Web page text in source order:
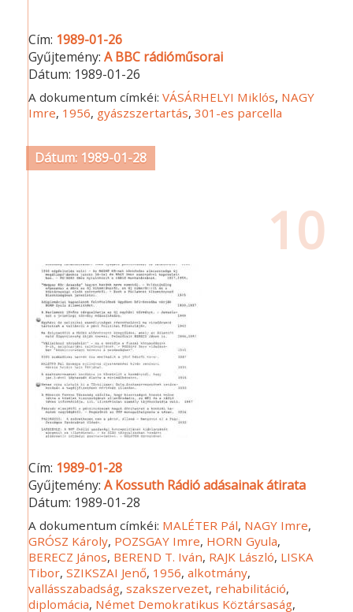
Cím: 1989-01-26
Gyűjtemény:A BBC rádióműsorai
Dátum: 1989-01-26
A dokumentum címkéi:VÁSÁRHELYI Miklós, NAGY
Imre, 1956, gyászszertartás,301-es parcella
Dátum: 1989-01-28
10
Cím: 1989-01-28
Gyűjtemény:A Kossuth Rádió adásainak átirata
Dátum: 1989-01-28
A dokumentum címkéi: MALÉTER Pál, NAGY Imre,
GRÓSZ Károly, POZSGAY Imre, HORN Gyula,
BERECZ János, BEREND T. Iván, RAJK László, LISKA
Tibor,SZIKSZAI Jenő, 1956,alkotmány,
vallásszabadság,szakszervezet, rehabilitáció,
diplomácia, Német Demokratikus Köztársaság,